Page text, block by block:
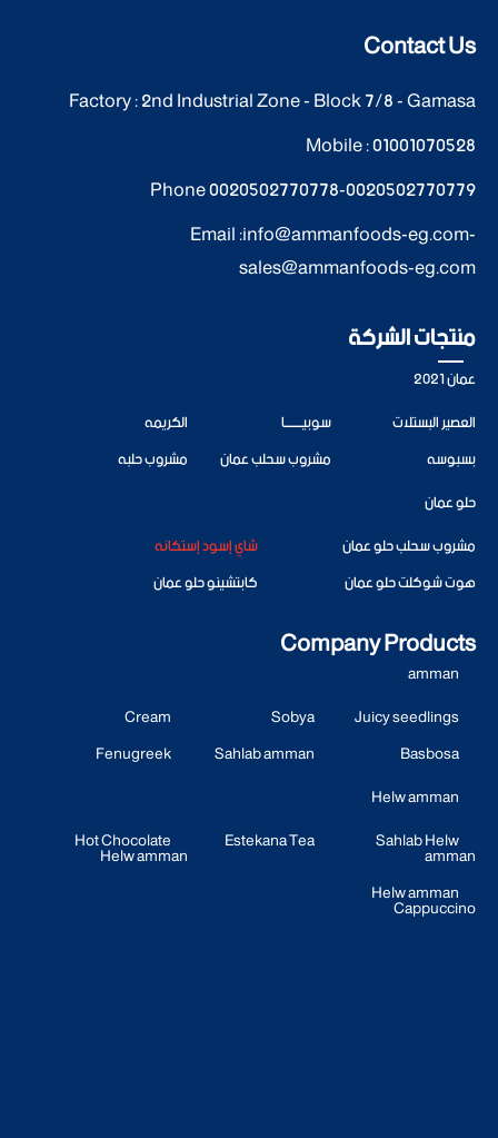
Contact Us
Factory : 2nd Industrial Zone - Block 7/8 - Gamasa
Mobile :01001070528
Phone0020502770778-0020502770779
Email :info@ammanfoods-eg.com-
sales@ammanfoods-eg.com
منتجات الشركة
عمان 2021
العصير البستلات
سوبيــــــــا
الكريمه
بسبوسه
مشروب سحلب عمان
مشروب حلبه
حلو عمان
مشروب سحلب حلو عمان
شاي إسود إستكانه
هوت شوكلت حلو عمان
كابتشينو حلو عمان
Company Products
amman
Juicy seedlings
Sobya
Cream
Basbosa
Sahlab amman
Fenugreek
Helw amman
Sahlab Helw
amman
Estekana Tea
Hot Chocolate
Helw amman
Helw amman
Cappuccino